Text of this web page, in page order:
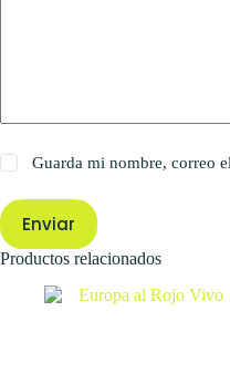
Guarda mi nombre, correo
Enviar
Productos relacionados